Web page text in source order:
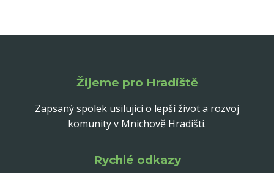
Žijeme pro Hradiště
Zapsaný spolek usilující o lepší život a rozvoj
komunity v Mnichově Hradišti.
Rychlé odkazy